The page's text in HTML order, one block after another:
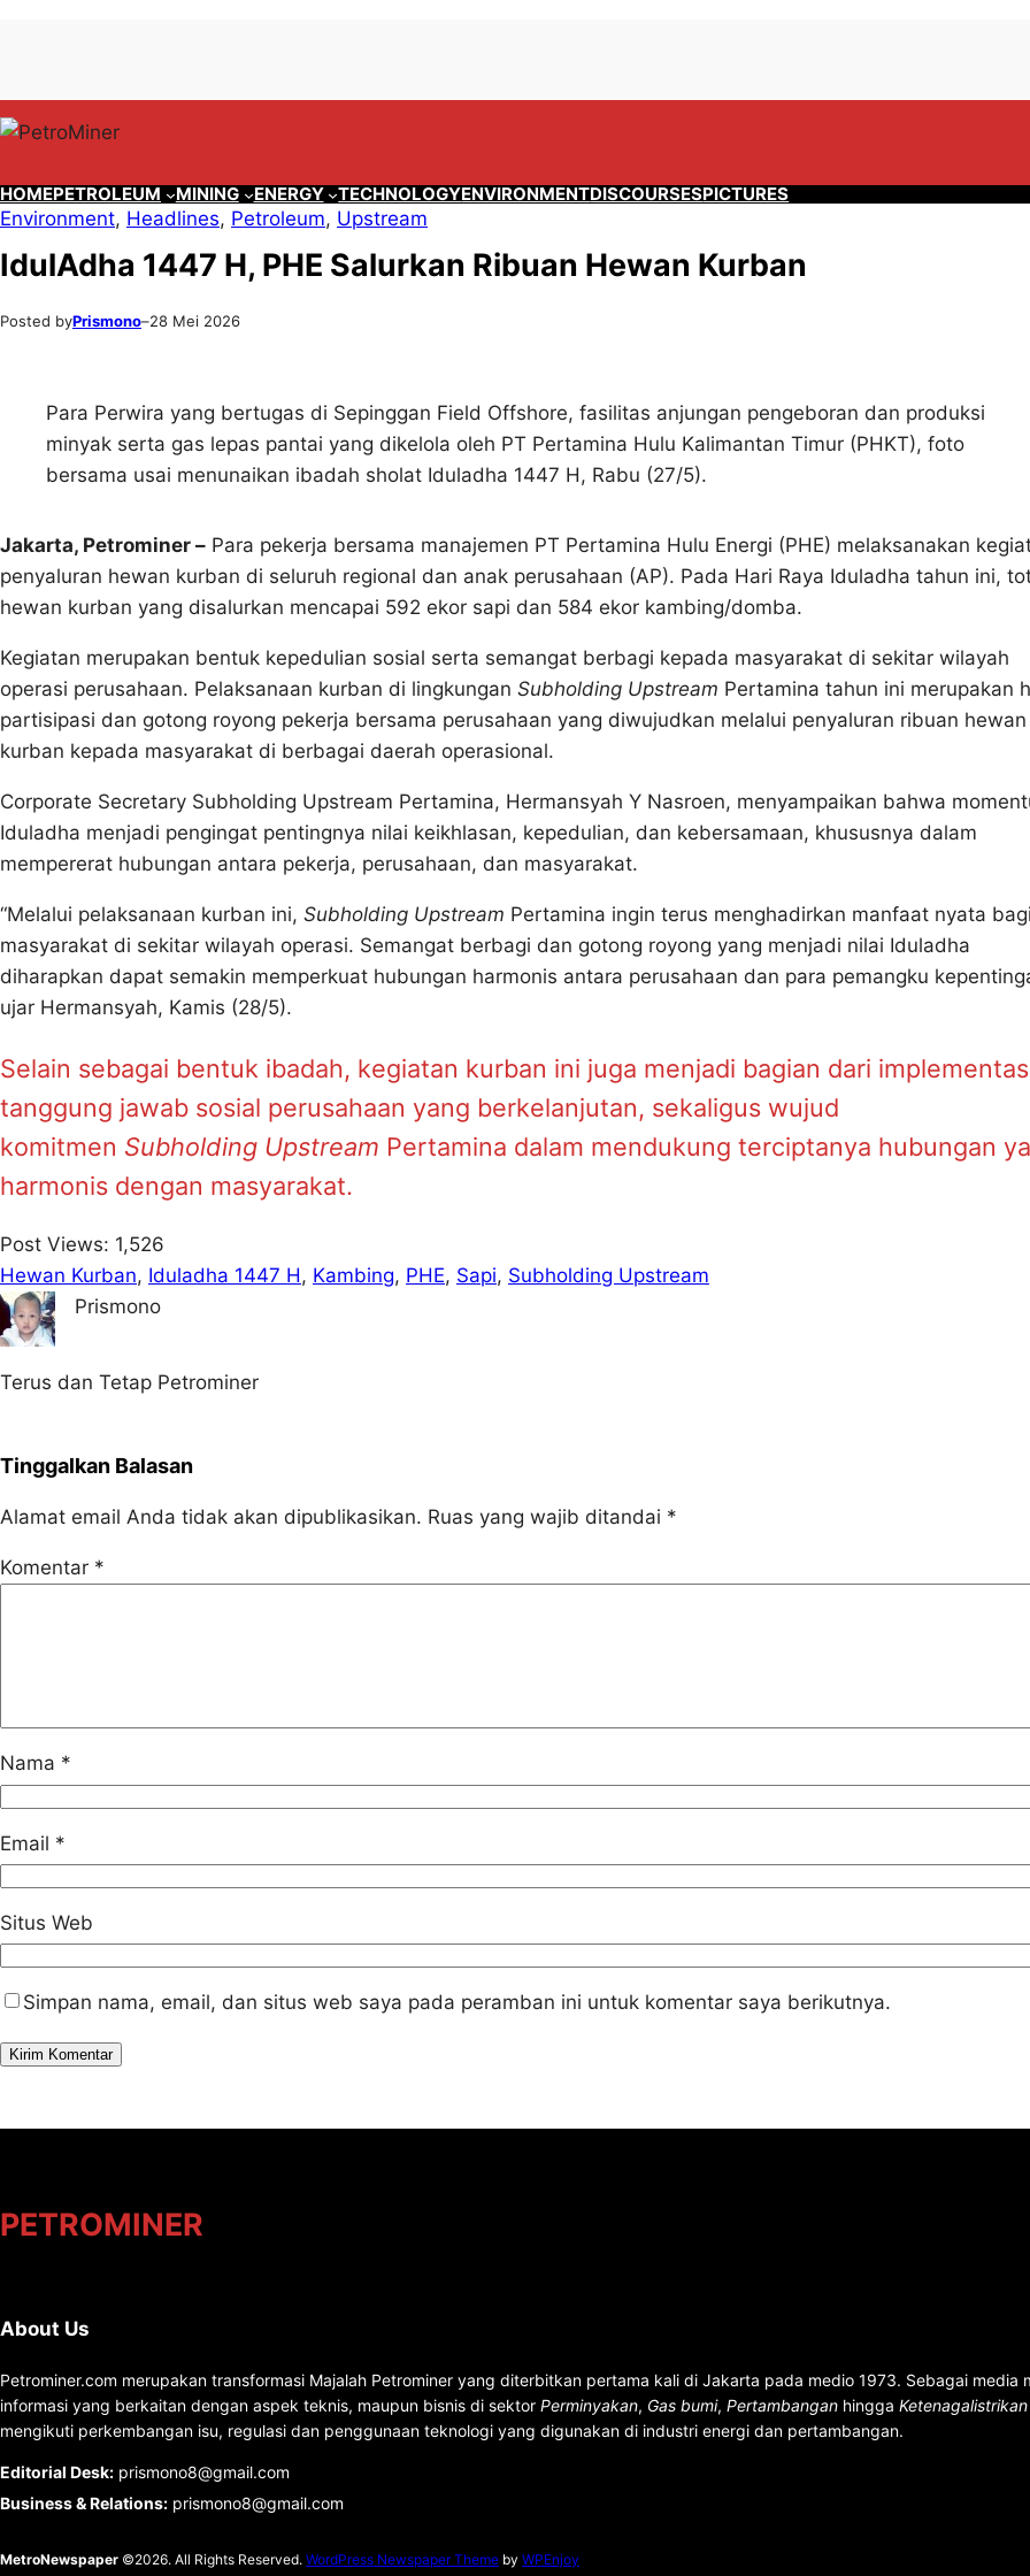
konten
content
HOMEPETROLEUM MINING ENERGY TECHNOLOGYENVIRONMENTDISCOURSESPICTURES
Environment, Headlines, Petroleum, Upstream
IdulAdha 1447 H, PHE Salurkan Ribuan Hewan Kurban
Posted byPrismono–28 Mei 2026
Para Perwira yang bertugas di Sepinggan Field Offshore, fasilitas anjungan pengeboran dan produksi
minyak serta gas lepas pantai yang dikelola oleh PT Pertamina Hulu Kalimantan Timur (PHKT), foto
bersama usai menunaikan ibadah sholat Iduladha 1447 H, Rabu (27/5).
Jakarta, Petrominer – Para pekerja bersama manajemen PT Pertamina Hulu Energi (PHE) melaksanakan
penyaluran hewan kurban di seluruh regional dan anak perusahaan (AP). Pada Hari Raya Iduladha tahun ini,
hewan kurban yang disalurkan mencapai 592 ekor sapi dan 584 ekor kambing/domba.
Kegiatan merupakan bentuk kepedulian sosial serta semangat berbagi kepada masyarakat di sekitar wilayah
operasi perusahaan. Pelaksanaan kurban di lingkungan Subholding Upstream Pertamina tahun ini merupakan
partisipasi dan gotong royong pekerja bersama perusahaan yang diwujudkan melalui penyaluran ribuan hewan
kurban kepada masyarakat di berbagai daerah operasional.
Corporate Secretary Subholding Upstream Pertamina, Hermansyah Y Nasroen, menyampaikan bahwa
Iduladha menjadi pengingat pentingnya nilai keikhlasan, kepedulian, dan kebersamaan, khususnya dalam
mempererat hubungan antara pekerja, perusahaan, dan masyarakat.
“Melalui pelaksanaan kurban ini, Subholding Upstream Pertamina ingin terus menghadirkan manfaat nyata bagi
masyarakat di sekitar wilayah operasi. Semangat berbagi dan gotong royong yang menjadi nilai Iduladha
diharapkan dapat semakin memperkuat hubungan harmonis antara perusahaan dan para pemangku
ujar Hermansyah, Kamis (28/5).
Selain sebagai bentuk ibadah, kegiatan kurban ini juga menjadi bagian dari
tanggung jawab sosial perusahaan yang berkelanjutan, sekaligus wujud
komitmen Subholding Upstream Pertamina dalam mendukung terciptanya hubungan
harmonis dengan masyarakat.
Post Views: 1,526
Hewan Kurban, Iduladha 1447 H, Kambing, PHE, Sapi, Subholding Upstream
Prismono
Terus dan Tetap Petrominer
Tinggalkan Balasan
Alamat email Anda tidak akan dipublikasikan. Ruas yang wajib ditandai *
Komentar *
Nama *
Email *
Situs Web
Simpan nama, email, dan situs web saya pada peramban ini untuk komentar saya berikutnya.
PETROMINER
About Us
Petrominer.com merupakan transformasi Majalah Petrominer yang diterbitkan pertama kali di Jakarta pada medio 1973. Sebagai media
informasi yang berkaitan dengan aspek teknis, maupun bisnis di sektor Perminyakan, Gas bumi, Pertambangan hingga
mengikuti perkembangan isu, regulasi dan penggunaan teknologi yang digunakan di industri energi dan pertambangan.
Editorial Desk: prismono8@gmail.com
Business & Relations: prismono8@gmail.com
MetroNewspaper ©2026. All Rights Reserved. WordPress Newspaper Theme by WPEnjoy